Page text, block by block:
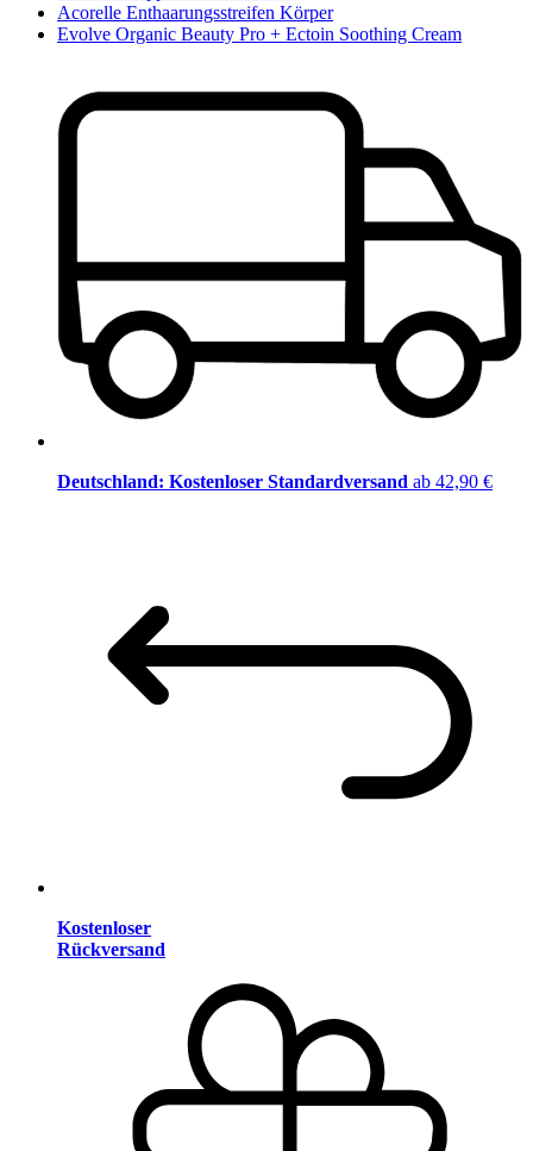
Acorelle Enthaarungsstreifen Körper
Evolve Organic Beauty Pro + Ectoin Soothing Cream
Deutschland: Kostenloser Standardversand ab 42,90 €
Kostenloser
Rückversand